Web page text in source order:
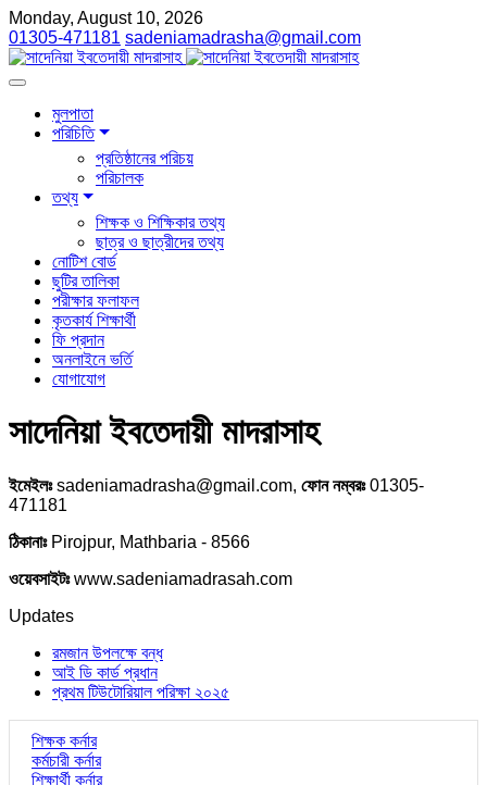
Monday, August 10, 2026
01305-471181 sadeniamadrasha@gmail.com
মুলপাতা
পরিচিতি
প্রতিষ্ঠানের পরিচয়
পরিচালক
তথ্য
শিক্ষক ও শিক্ষিকার তথ্য
ছাত্র ও ছাত্রীদের তথ্য
নোটিশ বোর্ড
ছুটির তালিকা
পরীক্ষার ফলাফল
কৃতকার্য শিক্ষার্থী
ফি প্রদান
অনলাইনে ভর্তি
যোগাযোগ
সাদেনিয়া ইবতেদায়ী মাদরাসাহ
ইমেইলঃsadeniamadrasha@gmail.com, ফোন নম্বরঃ01305-
471181
ঠিকানাঃPirojpur, Mathbaria - 8566
ওয়েবসাইটঃwww.sadeniamadrasah.com
Updates
রমজান উপলক্ষে বন্ধ
আই ডি কার্ড প্রধান
প্রথম টিউটোরিয়াল পরিক্ষা ২০২৫
শিক্ষক কর্নার
কর্মচারী কর্নার
শিক্ষার্থী কর্নার